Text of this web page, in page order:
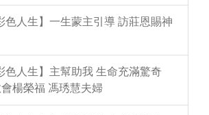
色人生】一生蒙主引導 訪莊恩賜神
色人生】主幫助我 生命充滿驚奇
楊榮福 馮琇慧夫婦